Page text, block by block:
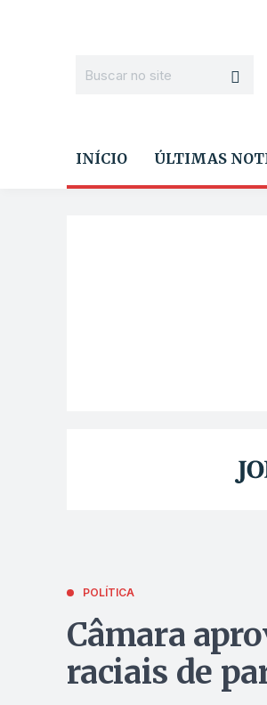
INÍCIO ÚLTIMAS
POLÍTICA
Câmara
raciais de